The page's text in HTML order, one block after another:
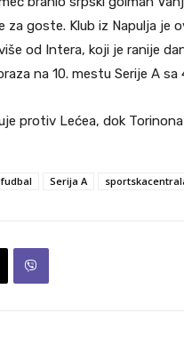
za goste. Klub iz Napulja
od Intera, koji je ranije
na 10. mestu Serije A sa
protiv Lećea, dok
fudbal Serija A